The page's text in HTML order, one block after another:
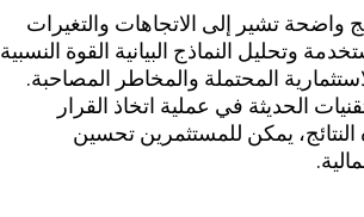
واضحة تشير إلى الاتجاهات والتغيرات
وتحليل النماذج البيانية القوة النسبية
المحتملة والمخاطر المصاحبة.
الحديثة في عملية اتخاذ القرار
يمكن للمستثمرين تحسين